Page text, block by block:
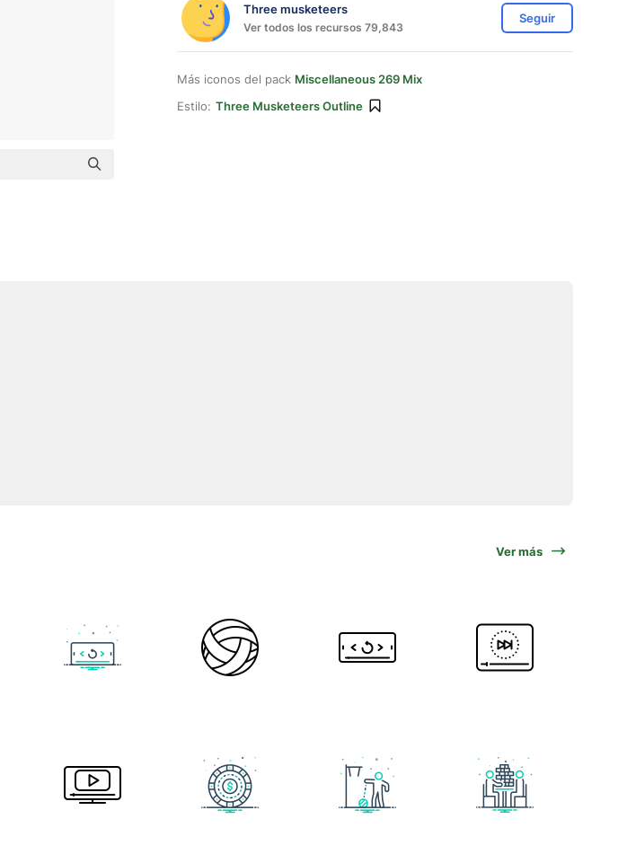
Three musketeers
Ver todos los recursos 79,843
Seguir
Más iconos del pack Miscellaneous 269 Mix
Estilo: Three Musketeers Outline
Ver más